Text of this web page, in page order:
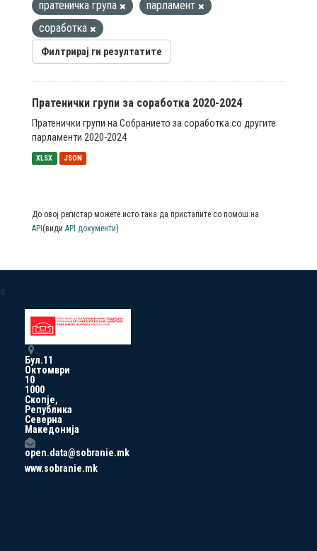
пратеничка група
парламент
соработка
Филтрирај ги резултатите
Пратенички групи за соработка 2020-2024
Пратенички групи на Собранието за соработка со другите
парламенти 2020-2024
XLSX JSON
До овој регистар можете исто така да пристапите со помош на
API (види API документи)
a
Бул.11
Октомври
10
1000
Скопје,
Република
Северна
Македонија
open.data@sobranie.mk
www.sobranie.mk